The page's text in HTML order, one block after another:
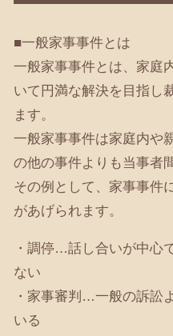
■一般家事事件とは
一般家事事件とは、家庭
いて円満な解決を目指し
ます。
一般家事事件は家庭内や
の他の事件よりも当事者
その例として、家事事件
があげられます。
・調停…話し合いが中心
ない
・家事審判…一般の訴訟
いる